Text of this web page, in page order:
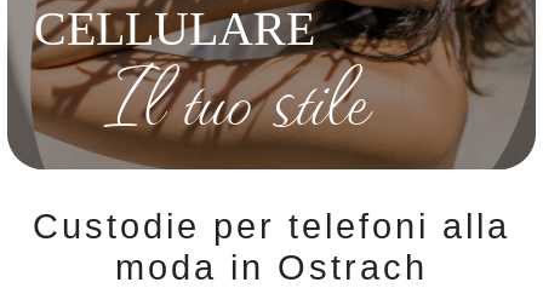
CELLULARE
Il tuo stile
Custodie per telefoni alla
moda in Ostrach